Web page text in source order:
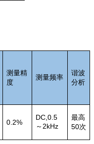
测量精
度
测量频率
谐波
分析
0.2%
DC, 0.5
～2kHz
最高
50次